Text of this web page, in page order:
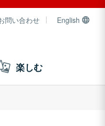
問い合わせ English
楽しむ